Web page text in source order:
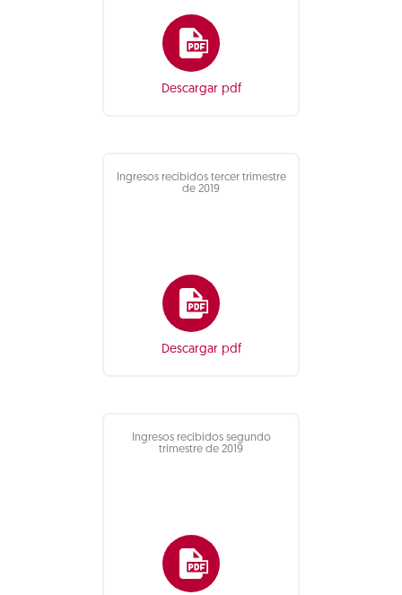
Descargar pdf
Ingresos recibidos tercer trimestre
de 2019
Descargar pdf
Ingresos recibidos segundo
trimestre de 2019